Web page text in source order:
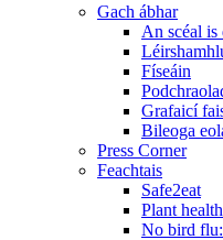
Gach ábhar
An scéal is
Físeáin
Grafaicí
Bileoga
Press Corner
Feachtais
Safe2eat
Plant
No bird